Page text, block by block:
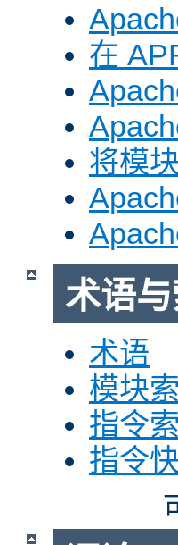
在
将模
术语与
术语
模块索
指令索
指令